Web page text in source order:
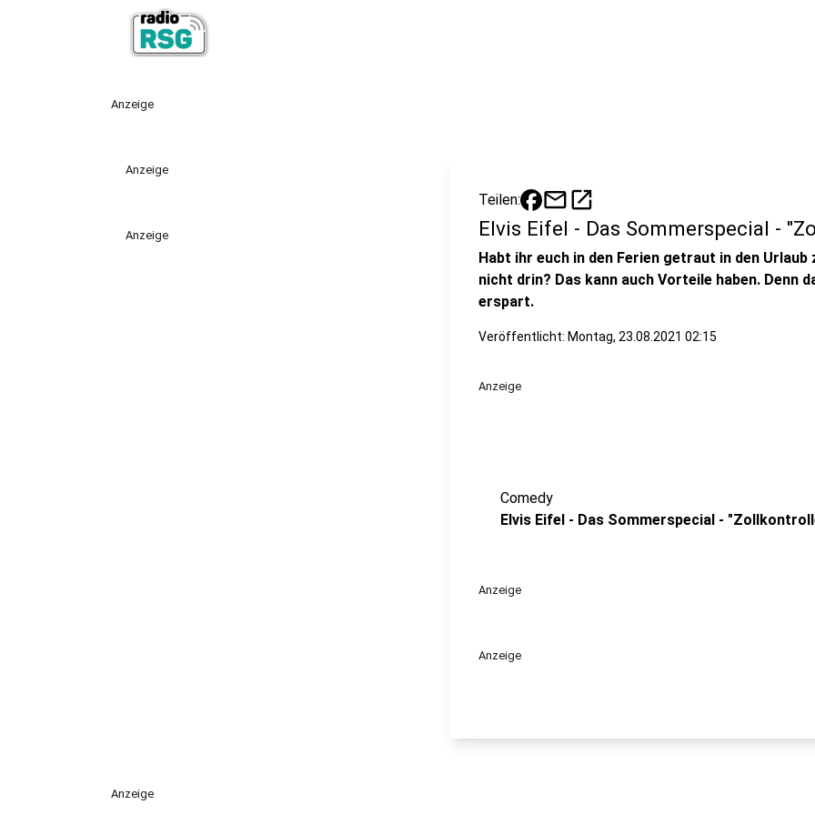
Anzeige
Anzeige
Anzeige
Teilen: mailopen_in_new
Elvis Eifel - Das Sommerspecial -
Habt ihr euch in den Ferien getraut in den
nicht drin? Das kann auch Vorteile haben. Denn
erspart.
Veröffentlicht: Montag, 23.08.2021 02:15
Anzeige
Comedy
Elvis Eifel - Das Sommerspecial -
Anzeige
Anzeige
Anzeige